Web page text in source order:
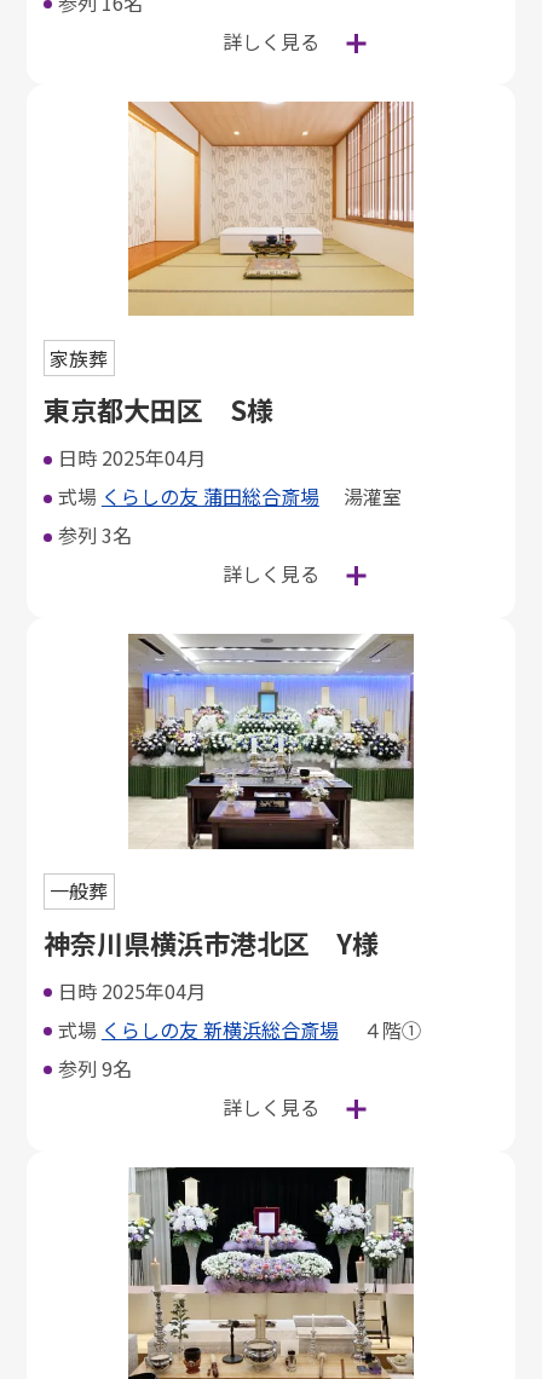
詳しく見る
家族葬
東京都大田区 S様
日時 2025年04月
式場 くらしの友 蒲田総合斎場 湯灌室
参列 3名
詳しく見る
一般葬
神奈川県横浜市港北区 Y様
日時 2025年04月
式場 くらしの友 新横浜総合斎場 ４階①
参列 9名
詳しく見る